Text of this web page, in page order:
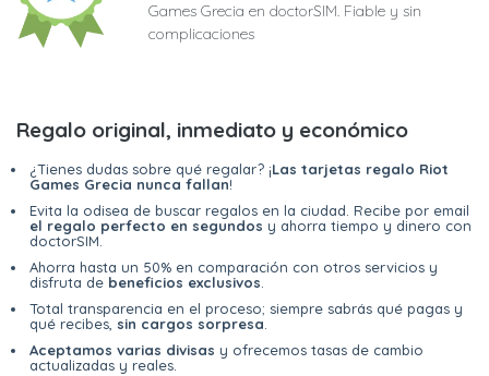
Games Grecia en doctorSIM. Fiable y sin
complicaciones
Regalo original, inmediato y económico
¿Tienes dudas sobre qué regalar? ¡Las tarjetas regalo Riot
Games Grecia nunca fallan!
Evita la odisea de buscar regalos en la ciudad. Recibe por email
el regalo perfecto en segundos y ahorra tiempo y dinero con
doctorSIM.
Ahorra hasta un 50% en comparación con otros servicios y
disfruta de beneficios exclusivos
Total transparencia en el proceso; siempre sabrás qué pagas y
qué recibes, sin cargos sorpresa
Aceptamos varias divisas y ofrecemos tasas de cambio
actualizadas y reales.